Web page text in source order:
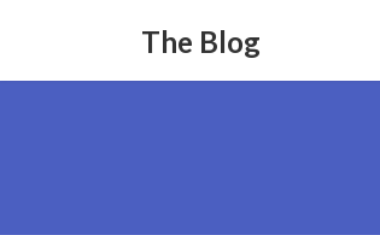
The Blog